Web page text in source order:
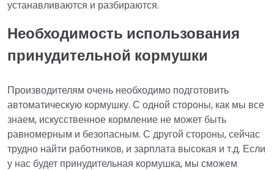
устанавливаются и разбираются.
Необходимость использования
принудительной кормушки
Производителям очень необходимо подготовить
автоматическую кормушку. С одной стороны, как мы все
знаем, искусственное кормление не может быть
равномерным и безопасным. С другой стороны, сейчас
трудно найти работников, и зарплата высокая и т.д. Если
у нас будет принудительная кормушка, мы сможем